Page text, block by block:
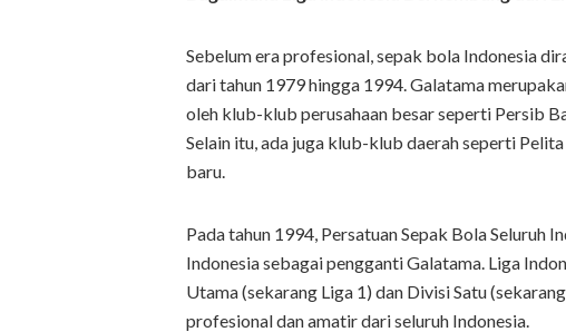
Sebelum era profesional, sepak bola Indonesia
dari tahun 1979 hingga 1994. Galatama
oleh klub-klub perusahaan besar seperti Persib
Selain itu, ada juga klub-klub daerah seperti
baru.
Pada tahun 1994, Persatuan Sepak Bola Seluruh
Indonesia sebagai pengganti Galatama. Liga
Utama (sekarang Liga 1) dan Divisi Satu
profesional dan amatir dari seluruh Indonesia.